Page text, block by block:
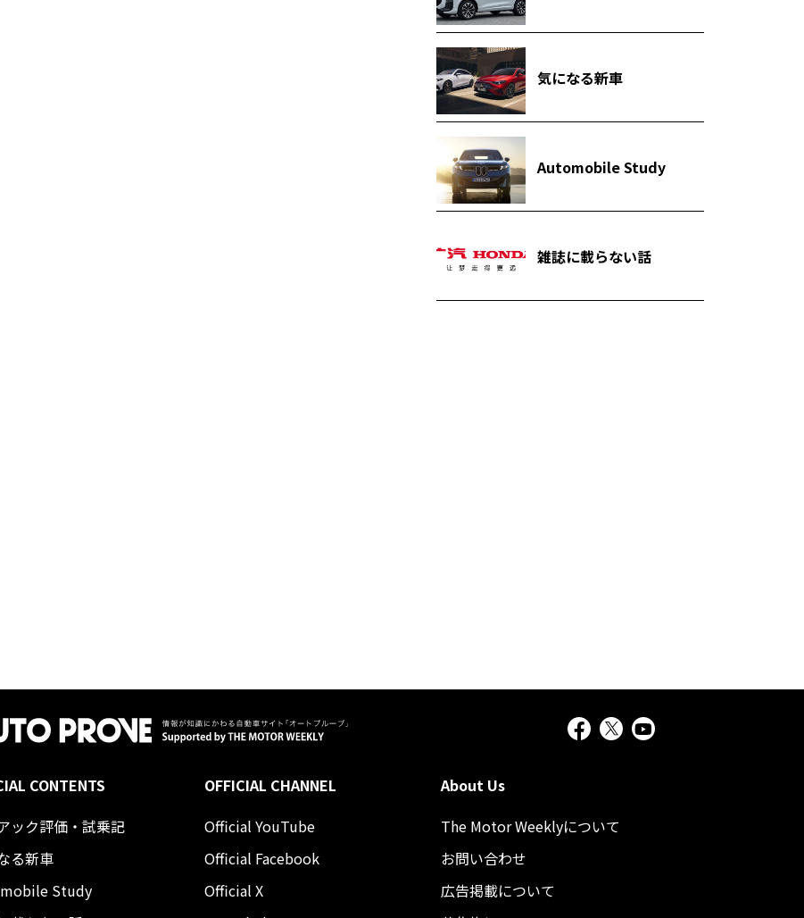
気になる新車
Automobile Study
雑誌に載らない話
CONTENTS
ック評価・試乗記
る新車
Study
OFFICIAL CHANNEL
Official YouTube
Official Facebook
Official X
About Us
The Motor Weeklyについて
お問い合わせ
広告掲載について